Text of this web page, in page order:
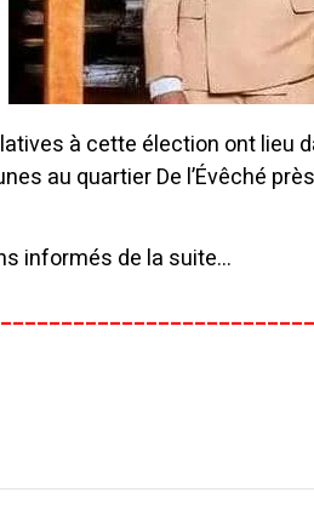
à cette élection ont lieu
au quartier De l’Évêché
informés de la suite…